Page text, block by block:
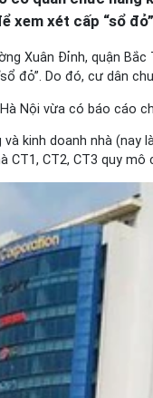
xem xét cấp “sổ
Xuân Đỉnh, quận
đỏ”. Do đó, cư dân
Hà Nội vừa có báo
kinh doanh nhà
CT1, CT2, CT3 quy mô